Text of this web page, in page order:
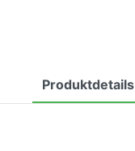
Produktdetails